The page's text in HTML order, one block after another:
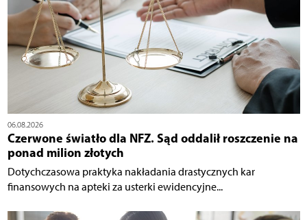
06.08.2026
Czerwone światło dla NFZ. Sąd oddalił roszczenie na
ponad milion złotych
Dotychczasowa praktyka nakładania drastycznych kar
finansowych na apteki za usterki ewidencyjne...